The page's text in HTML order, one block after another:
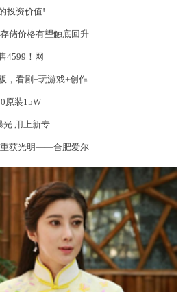
投资价值!
储价格有望触底回升
4599！网
，看剧+玩游戏+创作
原装15W
光 用上新专
重获光明——合肥爱尔